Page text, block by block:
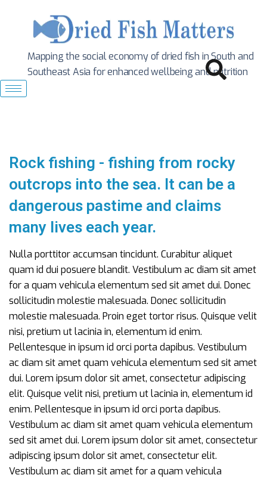
Mapping the social economy of dried fish in South and
Southeast Asia for enhanced wellbeing and nutrition
Rock fishing - fishing from rocky
outcrops into the sea. It can be a
dangerous pastime and claims
many lives each year.
Nulla porttitor accumsan tincidunt. Curabitur aliquet
quam id dui posuere blandit. Vestibulum ac diam sit amet
for a quam vehicula elementum sed sit amet dui. Donec
sollicitudin molestie malesuada. Donec sollicitudin
molestie malesuada. Proin eget tortor risus. Quisque velit
nisi, pretium ut lacinia in, elementum id enim.
Pellentesque in ipsum id orci porta dapibus. Vestibulum
ac diam sit amet quam vehicula elementum sed sit amet
dui. Lorem ipsum dolor sit amet, consectetur adipiscing
elit. Quisque velit nisi, pretium ut lacinia in, elementum id
enim. Pellentesque in ipsum id orci porta dapibus.
Vestibulum ac diam sit amet quam vehicula elementum
sed sit amet dui. Lorem ipsum dolor sit amet, consectetur
adipiscing ipsum dolor sit amet, consectetur elit.
Vestibulum ac diam sit amet for a quam vehicula